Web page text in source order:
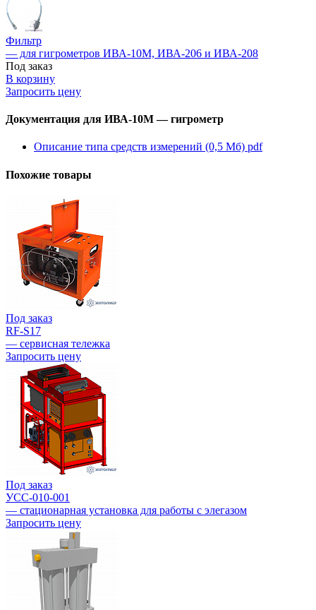
Фильтр
— для гигрометров ИВА-10М, ИВА-206 и ИВА-208
Под заказ
В корзину
Запросить цену
Документация для ИВА-10М — гигрометр
Описание типа средств измерений (0,5 Мб) pdf
Похожие товары
Под заказ
RF-S17
— сервисная тележка
Запросить цену
Под заказ
УСС-010-001
— стационарная установка для работы с элегазом
Запросить цену